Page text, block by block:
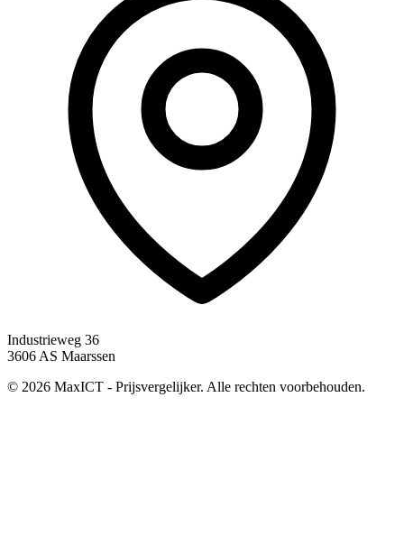
Industrieweg 36
3606 AS Maarssen
© 2026 MaxICT - Prijsvergelijker. Alle rechten voorbehouden.